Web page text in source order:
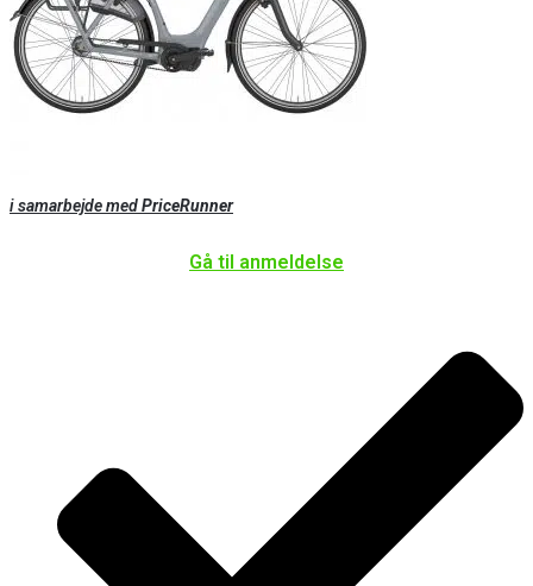
i samarbejde medPriceRunner
Gå til anmeldelse